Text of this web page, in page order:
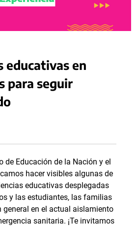
educativas en
para seguir
de Educación de la Nación y el
hacer visibles algunas de
educativas desplegadas
y las estudiantes, las familias
general en el actual aislamiento
sanitaria. ¡Te invitamos